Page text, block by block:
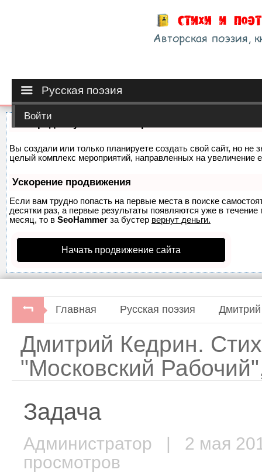
Русская поэзия
Войти
Вы создали или только планируете создать свой сайт, но не
целый комплекс мероприятий, направленных на увеличение
Ускорение продвижения
Если вам трудно попасть на первые места в поиске
десятки раз, а первые результаты появляются уже в
месяц, то в SeoHammer за бустер вернут деньги.
Начать продвижение сайта
Главная Русская поэзия
Дмитрий Кедрин.
"Московский
Задача
Администратор | 2 мая
просмотров